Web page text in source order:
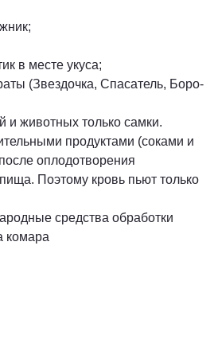
в месте укуса;
(Звездочка, Спасатель, Боро-
и животных только самки.
продуктами (соками и
оплодотворения
Поэтому кровь пьют только